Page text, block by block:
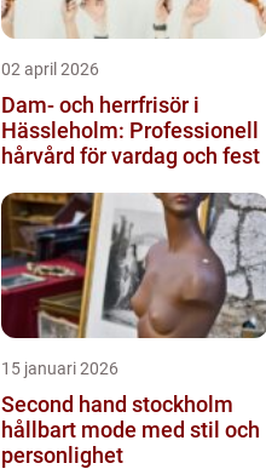
02 april 2026
Dam- och herrfrisör i
Hässleholm: Professionell
hårvård för vardag och fest
15 januari 2026
Second hand stockholm
hållbart mode med stil och
personlighet